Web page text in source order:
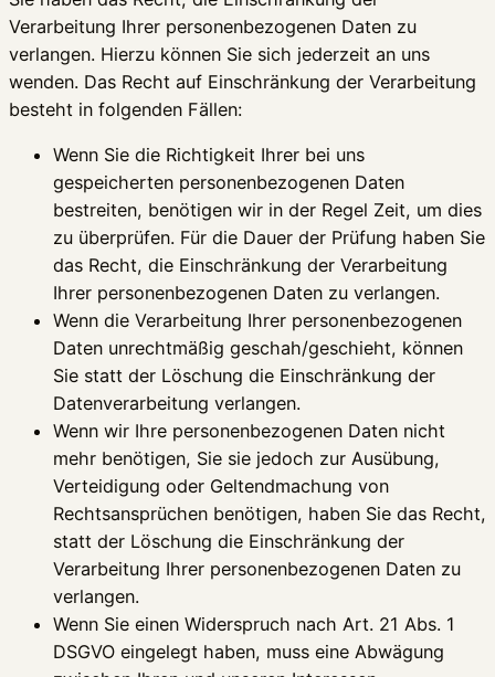
Verarbeitung Ihrer personenbezogenen Daten zu
verlangen. Hierzu können Sie sich jederzeit an uns
wenden. Das Recht auf Einschränkung der Verarbeitung
besteht in folgenden Fällen:
Wenn Sie die Richtigkeit Ihrer bei uns
gespeicherten personenbezogenen Daten
bestreiten, benötigen wir in der Regel Zeit, um dies
zu überprüfen. Für die Dauer der Prüfung haben Sie
das Recht, die Einschränkung der Verarbeitung
Ihrer personenbezogenen Daten zu verlangen.
Wenn die Verarbeitung Ihrer personenbezogenen
Daten unrechtmäßig geschah/geschieht, können
Sie statt der Löschung die Einschränkung der
Datenverarbeitung verlangen.
Wenn wir Ihre personenbezogenen Daten nicht
mehr benötigen, Sie sie jedoch zur Ausübung,
Verteidigung oder Geltendmachung von
Rechtsansprüchen benötigen, haben Sie das Recht,
statt der Löschung die Einschränkung der
Verarbeitung Ihrer personenbezogenen Daten zu
verlangen.
Wenn Sie einen Widerspruch nach Art. 21 Abs. 1
DSGVO eingelegt haben, muss eine Abwägung